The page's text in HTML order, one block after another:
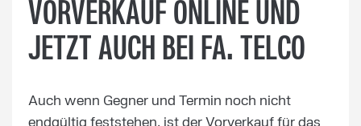
VORVERKAUF ONLINE UND
JETZT AUCH BEI FA. TELCO
Auch wenn Gegner und Termin noch nicht
endgültig feststehen, ist der Vorverkauf für das